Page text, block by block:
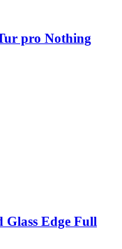
pro Nothing
Glass Edge Full